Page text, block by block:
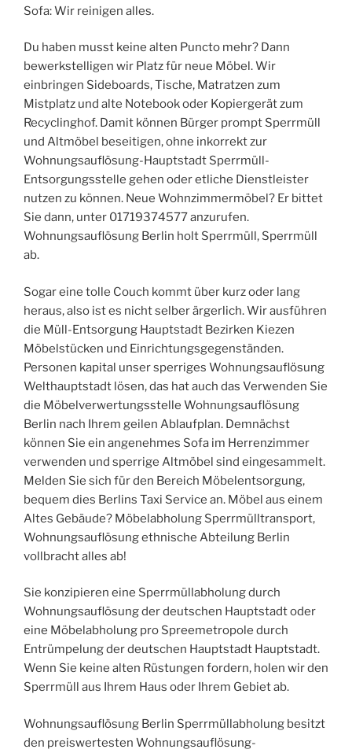
Sofa: Wir reinigen alles.
Du haben musst keine alten Puncto mehr? Dann
bewerkstelligen wir Platz für neue Möbel. Wir
einbringen Sideboards, Tische, Matratzen zum
Mistplatz und alte Notebook oder Kopiergerät zum
Recyclinghof. Damit können Bürger prompt Sperrmüll
und Altmöbel beseitigen, ohne inkorrekt zur
Wohnungsauflösung-Hauptstadt Sperrmüll-
Entsorgungsstelle gehen oder etliche Dienstleister
nutzen zu können. Neue Wohnzimmermöbel? Er bittet
Sie dann, unter 01719374577 anzurufen.
Wohnungsauflösung Berlin holt Sperrmüll, Sperrmüll
ab.
Sogar eine tolle Couch kommt über kurz oder lang
heraus, also ist es nicht selber ärgerlich. Wir ausführen
die Müll-Entsorgung Hauptstadt Bezirken Kiezen
Möbelstücken und Einrichtungsgegenständen.
Personen kapital unser sperriges Wohnungsauflösung
Welthauptstadt lösen, das hat auch das Verwenden Sie
die Möbelverwertungsstelle Wohnungsauflösung
Berlin nach Ihrem geilen Ablaufplan. Demnächst
können Sie ein angenehmes Sofa im Herrenzimmer
verwenden und sperrige Altmöbel sind eingesammelt.
Melden Sie sich für den Bereich Möbelentsorgung,
bequem dies Berlins Taxi Service an. Möbel aus einem
Altes Gebäude? Möbelabholung Sperrmülltransport,
Wohnungsauflösung ethnische Abteilung Berlin
vollbracht alles ab!
Sie konzipieren eine Sperrmüllabholung durch
Wohnungsauflösung der deutschen Hauptstadt oder
eine Möbelabholung pro Spreemetropole durch
Entrümpelung der deutschen Hauptstadt Hauptstadt.
Wenn Sie keine alten Rüstungen fordern, holen wir den
Sperrmüll aus Ihrem Haus oder Ihrem Gebiet ab.
Wohnungsauflösung Berlin Sperrmüllabholung besitzt
den preiswertesten Wohnungsauflösung-